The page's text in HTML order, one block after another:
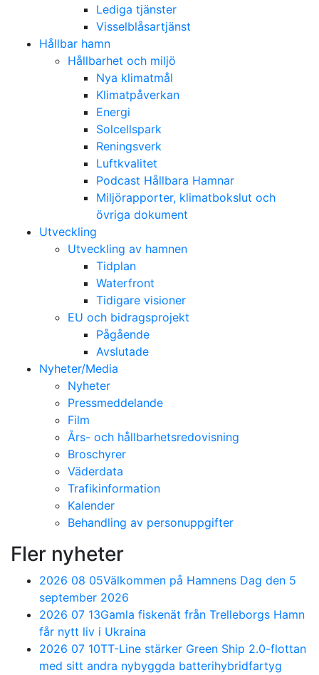
Lediga tjänster
Visselblåsartjänst
Hållbar hamn
Hållbarhet och miljö
Nya klimatmål
Klimatpåverkan
Energi
Solcellspark
Reningsverk
Luftkvalitet
Podcast Hållbara Hamnar
Miljörapporter, klimatbokslut och
övriga dokument
Utveckling
Utveckling av hamnen
Tidplan
Waterfront
Tidigare visioner
EU och bidragsprojekt
Pågående
Avslutade
Nyheter/Media
Nyheter
Pressmeddelande
Film
Års- och hållbarhetsredovisning
Broschyrer
Väderdata
Trafikinformation
Kalender
Behandling av personuppgifter
Fler nyheter
2026 08 05Välkommen på Hamnens Dag den 5
september 2026
2026 07 13Gamla fiskenät från Trelleborgs Hamn
får nytt liv i Ukraina
2026 07 10TT-Line stärker Green Ship 2.0-flottan
med sitt andra nybyggda batterihybridfartyg